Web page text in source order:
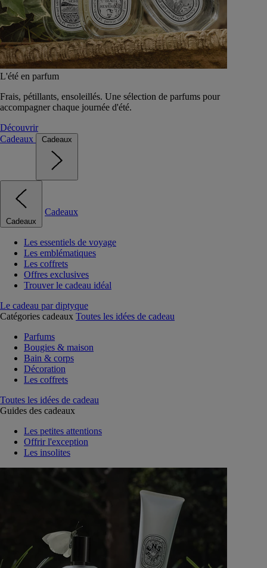
L'été en parfum
Frais, pétillants, ensoleillés. Une sélection de parfums pour
accompagner chaque journée d'été.
Découvrir
Cadeaux
Cadeaux
Cadeaux
Cadeaux
Les essentiels de voyage
Les emblématiques
Les coffrets
Offres exclusives
Trouver le cadeau idéal
Le cadeau par diptyque
Catégories cadeaux Toutes les idées de cadeau
Parfums
Bougies & maison
Bain & corps
Décoration
Les coffrets
Toutes les idées de cadeau
Guides des cadeaux
Les petites attentions
Offrir l'exception
Les insolites